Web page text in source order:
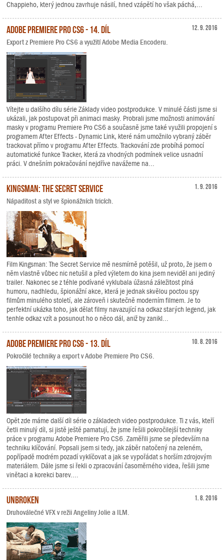
Chappieho, který jednou zavrhuje násilí, hned vzápětí ho však páchá,...
12. 9. 2016
Adobe Premiere Pro CS6 - 14. díl
Export z Premiere Pro CS6 a využití Adobe Media Encoderu.
Vítejte u dalšího dílu série Základy video postprodukce. V minulé části jsme si
ukázali, jak postupovat při animaci masky. Probrali jsme možnosti animování
masky v programu Premiere Pro CS6 a současně jsme také využili propojení s
programem After Effects - Dynamic Link, které nám umožnilo vybraný záběr
trackovat přímo v programu After Effects. Trackování zde probíhá pomocí
automatické funkce Tracker, která za vhodných podmínek velice usnadní
práci. V dnešním pokračování nejdříve navážeme na...
1. 9. 2016
Kingsman: The Secret Service
Nápaditost a styl ve špionážních tricích.
Film Kingsman: The Secret Service mě nesmírně potěšil, už proto, že jsem o
něm vlastně vůbec nic netušil a před výletem do kina jsem neviděl ani jediný
trailer. Nakonec se z téhle podívané vyklubala úžasná záležitost plná
humoru, nadhledu, špionážní akce, která je jednak skvělou poctou spy
filmům minulého století, ale zároveň i skutečně moderním filmem. Je to
perfektní ukázka toho, jak dělat filmy navazující na odkaz starých legend, jak
tenhle odkaz vzít a posunout ho o něco dál, aniž by zanikl...
10. 8. 2016
Adobe Premiere Pro CS6 - 13. díl
Pokročilé techniky a export v Adobe Premiere Pro CS6.
Opět zde máme další díl série o základech video postprodukce. Ti z vás, kteří
četli minulý díl, si jistě ještě pamatují, že jsme řešili pokročilejší techniky
práce v programu Adobe Premiere Pro CS6. Zaměřili jsme se především na
techniku klíčování. Popsali jsem si tedy, jak záběr natočený na zeleném,
popřípadě modrém pozadí vyklíčovat a jak se vypořádat s horším zdrojovým
materiálem. Dále jsme si řekli o zpracování časoměrného videa, řešili jsme
vinětaci a korekci barev....
1. 8. 2016
Unbroken
Druhoválečné VFX v režii Angeliny Jolie a ILM.